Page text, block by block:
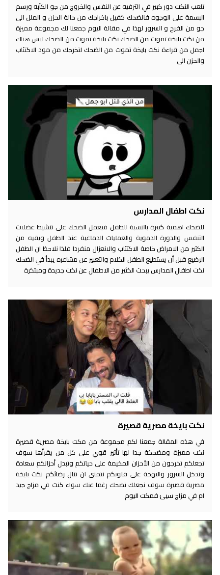
تلعب النكت دور كبير في الترفيه عن النفس والخروج من جو الكآبه ورسم
البسمة على الوجوه فالضحك كفيل باخراجك من حالة الحزن و الملل الى
جو من الفرح و السرور لهذا في مقالة اليوم جمعنا لك مجموعة مميزة
من نكت بايخة تموت من الضحك نكت بايخة تموت من الضحك ليس هناك
اجمل من قراءة نكت بايخة تموت من الضحك لتخرجك من مود الاكتئاب
والحزن الى
نكت اطفال المدارس
للضحك اهمية كبيرة بالنسبة للطفل فيعمل الضحك على تنشيط عضلات
التنفس والدورة الدموية والعمليات الدماغية عند الطفل ويقيه من
الكثير من الامراض خاصة الاكتئاب والانعزال منفردا فلذا نلاحظ ان الطفل
الرضيع قبل أن يستطيع الطفل الكلام والتعبير عن مشاعره يبدأ في الضحك
نكت اطفال المدارس يبحث الكثير من الاطفال عن نكت جديدة ومبتكرة
نكت بايخة مصرية قصيرة
في هذه المقالة جمعنا لكم مجموعة من مكت بايخة مصرية قصيرة
نكت مميزة ومضحكة جدا لها تأثير قوي على كل من يقرأها سوف
تجعلكم تخرجون من الأحزان المخيمة على حياتكم وتبدل أحزانكم سعادة
وتدخل السرور والبهجة على قلوبكم نتمني ان تنال رضائكم نكت بايخة
مصرية قصيرة سوف نجعلك تضحك رغما عنك سواء كنت في مزاج جيد
ام في مزاج سيئ فمكت اليوم